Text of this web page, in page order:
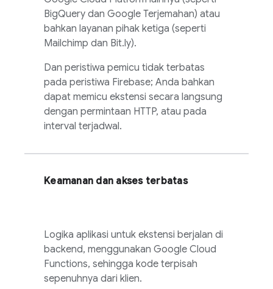
BigQuery dan Google Terjemahan) atau
bahkan layanan pihak ketiga (seperti
Mailchimp dan Bit.ly).
Dan peristiwa pemicu tidak terbatas
pada peristiwa Firebase; Anda bahkan
dapat memicu ekstensi secara langsung
dengan permintaan HTTP, atau pada
interval terjadwal.
Keamanan dan akses terbatas
Logika aplikasi untuk ekstensi berjalan di
backend, menggunakan Google Cloud
Functions, sehingga kode terpisah
sepenuhnya dari klien.